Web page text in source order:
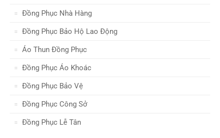
Đồng Phục Nhà Hàng
Đồng Phục Bảo Hộ Lao Động
Áo Thun Đồng Phục
Đồng Phục Áo Khoác
Đồng Phục Bảo Vệ
Đồng Phục Công Sở
Đồng Phục Lễ Tân